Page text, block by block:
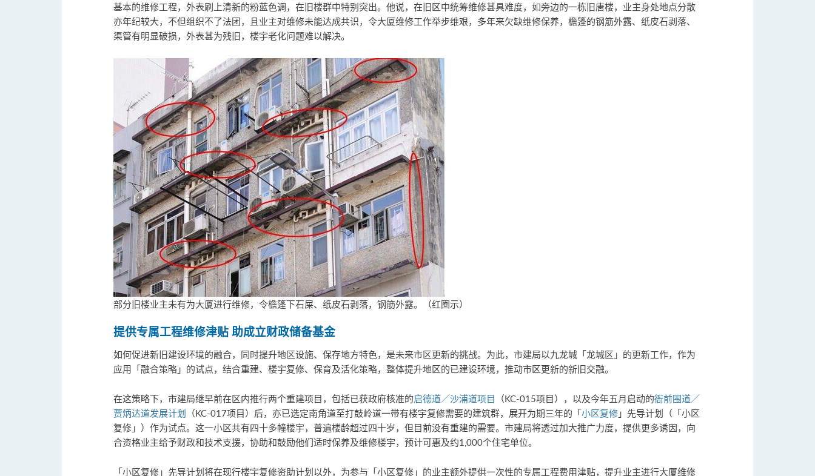
基本的维修工程，外表刷上清新的粉蓝色调，在旧楼群中特别突出。他说，在旧区中统筹维修甚具难度，如旁边的一栋旧唐楼，业主身处地点分散
亦年纪较大，不但组织不了法团，且业主对维修未能达成共识，令大厦维修工作举步维艰，多年来欠缺维修保养，檐篷的钢筋外露、纸皮石剥落、
渠管有明显破损，外表甚为残旧，楼宇老化问题难以解决。
部分旧楼业主未有为大厦进行维修，令檐篷下石屎、纸皮石剥落，钢筋外露。（红圈示）
提供专属工程维修津贴 助成立财政储备基金
如何促进新旧建设环境的融合，同时提升地区设施、保存地方特色，是未来市区更新的挑战。为此，市建局以九龙城「龙城区」的更新工作，作为
应用「融合策略」的试点，结合重建、楼宇复修、保育及活化策略，整体提升地区的已建设环境，推动市区更新的新旧交融。
在这策略下，市建局继早前在区内推行两个重建项目，包括已获政府核准的启德道／沙浦道项目 （KC-015项目），以及今年五月启动的衙前围道／
贾炳达道发展计划 （KC-017项目）后，亦已选定南角道至打鼓岭道一带有楼宇复修需要的建筑群，展开为期三年的「小区复修 」先导计划（「小区
复修」）作为试点。这一小区共有四十多幢楼宇，普遍楼龄超过四十岁，但目前没有重建的需要。市建局将透过加大推广力度，提供更多诱因，向
合资格业主给予财政和技术支援，协助和鼓励他们适时保养及维修楼宇，预计可惠及约1,000个住宅单位。
「小区复修」先导计划将在现行楼宇复修资助计划以外，为参与「小区复修」的业主额外提供一次性的专属工程费用津贴，提升业主进行大厦维修